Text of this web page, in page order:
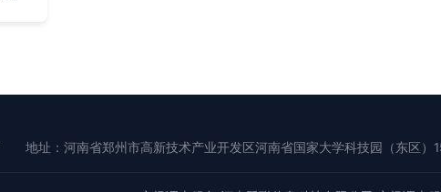
地址：河南省郑州市高新技术产业开发区河南省国家大学科技园（东区）